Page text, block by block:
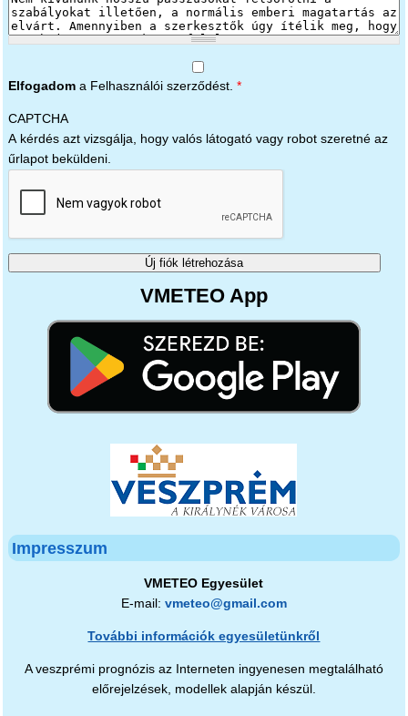
Elfogadoma Felhasználói szerződést. *
CAPTCHA
A kérdés azt vizsgálja, hogy valós látogató vagy robot szeretné az
űrlapot beküldeni.
VMETEO App
Impresszum
VMETEO Egyesület
E-mail: vmeteo@gmail.com
További információk egyesületünkről
A veszprémi prognózis az Interneten ingyenesen megtalálható
előrejelzések, modellek alapján készül.